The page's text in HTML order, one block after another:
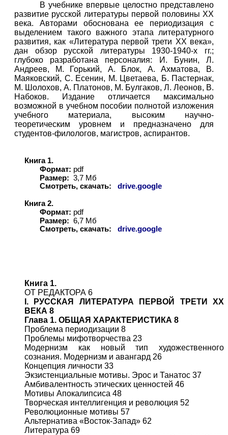
В учебнике впервые целостно представлено
развитие русской литературы первой половины XX
века. Авторами обоснована ее периодизация с
выделением такого важного этапа литературного
развития, как «Литература первой трети XX века»,
дан обзор русской литературы 1930-1940-х гг.;
глубоко разработана персоналия: И. Бунин, Л.
Андреев, М. Горький, А. Блок, А. Ахматова, В.
Маяковский, С. Есенин, М. Цветаева, Б. Пастернак,
М. Шолохов, А. Платонов, М. Булгаков, Л. Леонов, В.
Набоков. Издание отличается максимально
возможной в учебном пособии полнотой изложения
учебного материала, высоким научно-
теоретическим уровнем и предназначено для
студентов-филологов, магистров, аспирантов.
Книга 1.
Формат: pdf
Размер: 3,7 Мб
Смотреть, скачать:
drive.google
Книга 2.
Формат: pdf
Размер: 6,7 Мб
Смотреть, скачать:
drive.google
Книга 1.
ОТ РЕДАКТОРА 6
I. РУССКАЯ ЛИТЕРАТУРА ПЕРВОЙ ТРЕТИ XX
ВЕКА 8
Глава 1. ОБЩАЯ ХАРАКТЕРИСТИКА 8
Проблема периодизации 8
Проблемы мифотворчества 23
Модернизм как новый тип художественного
сознания. Модернизм и авангард 26
Концепция личности 33
Экзистенциальные мотивы. Эрос и Танатос 37
Амбивалентность этических ценностей 46
Мотивы Апокалипсиса 48
Творческая интеллигенция и революция 52
Революционные мотивы 57
Альтернатива «Восток-Запад» 62
Литература 69